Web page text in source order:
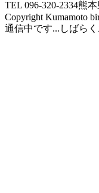
TEL 096-320-2334熊本
Copyright Kumamoto
通信中です...しばら